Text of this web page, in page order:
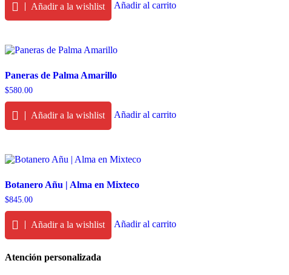
Añadir a la wishlist Añadir al carrito
Paneras de Palma Amarillo
$580.00
Añadir a la wishlist Añadir al carrito
Botanero Añu | Alma en Mixteco
$845.00
Añadir a la wishlist Añadir al carrito
Atención personalizada